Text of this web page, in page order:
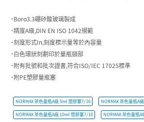
˙Boro3.3硼矽酸玻璃製成
˙精度A級,DIN EN ISO 1042規範
˙刻度形式In,刻度標示量等於內容量
˙白色環狀刻劃印於量瓶頸部
˙附有批號和批次證書,符合ISO/IEC 17025標準
˙附PE塑膠量瓶塞
NORMAX 茶色量瓶A級 5ml 塑膠塞7/16 NORMAX 茶色量瓶A
NORMAX 茶色量瓶A級 10ml 塑膠塞7/16 NORMAX 茶色量瓶